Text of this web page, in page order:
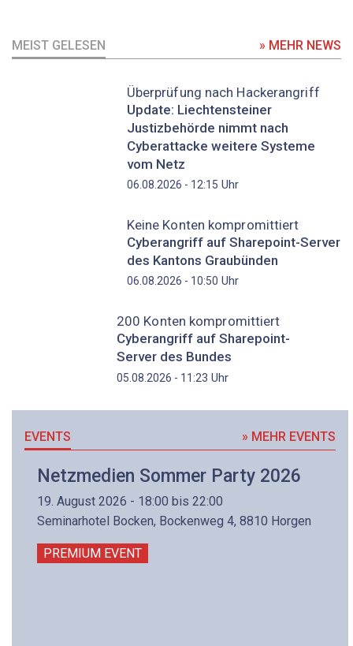
MEIST GELESEN » MEHR NEWS
Überprüfung nach Hackerangriff
Update: Liechtensteiner
Justizbehörde nimmt nach
Cyberattacke weitere Systeme
vom Netz
06.08.2026 - 12:15 Uhr
Keine Konten kompromittiert
Cyberangriff auf Sharepoint-Server
des Kantons Graubünden
06.08.2026 - 10:50 Uhr
200 Konten kompromittiert
Cyberangriff auf Sharepoint-
Server des Bundes
05.08.2026 - 11:23 Uhr
EVENTS » MEHR EVENTS
Netzmedien Sommer Party 2026
19. August 2026 - 18:00 bis 22:00
Seminarhotel Bocken, Bockenweg 4, 8810 Horgen
PREMIUM EVENT